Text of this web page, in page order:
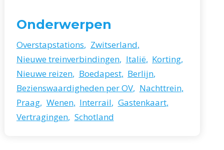
Onderwerpen
Overstapstations, Zwitserland,
Nieuwe treinverbindingen, Italië, Korting,
Nieuwe reizen, Boedapest, Berlijn,
Bezienswaardigheden per OV, Nachttrein,
Praag, Wenen, Interrail, Gastenkaart,
Vertragingen, Schotland